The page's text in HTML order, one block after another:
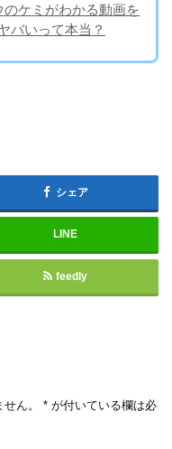
ケミがわかる動画を
バいって本当？
シェア
LINE
feedly
ん。 * が付いている欄は必